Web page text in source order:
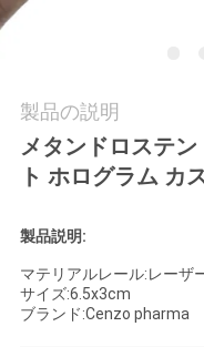
に
絡
し
さ
い
製品の説明
メタンドロステ
ト ホログラム カ
製品説明:
マテリアルレール:レーザ
サイズ:6.5x3cm
ブランド:Cenzo pharma